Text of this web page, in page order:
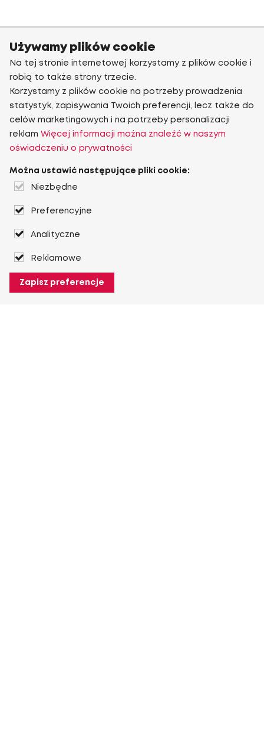
Używamy plików cookie
Na tej stronie internetowej korzystamy z plików cookie i
robią to także strony trzecie.
Korzystamy z plików cookie na potrzeby prowadzenia
statystyk, zapisywania Twoich preferencji, lecz także do
celów marketingowych i na potrzeby personalizacji
reklam Więcej informacji można znaleźć w naszym
oświadczeniu o prywatności
Można ustawić następujące pliki cookie:
Niezbędne
Preferencyjne
Analityczne
Reklamowe
Zapisz preferencje